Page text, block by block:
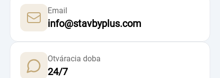
Email
info@stavbyplus.com
Otváracia doba
24/7